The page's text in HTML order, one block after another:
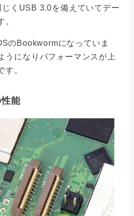
くUSB 3.0を備えていてデー
。
のBookwormになっていま
うになりパフォーマンスが上
す。
能